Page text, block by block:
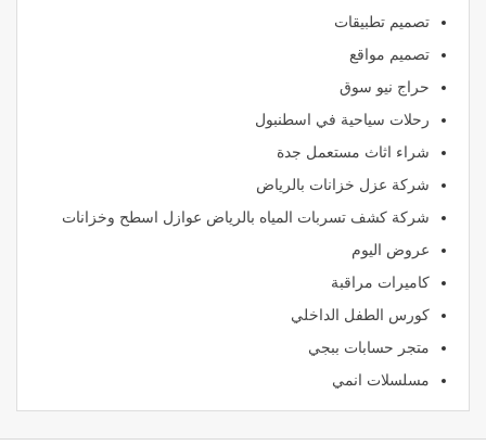
تصميم تطبيقات
تصميم مواقع
حراج نيو سوق
رحلات سياحية في اسطنبول
شراء اثاث مستعمل جدة
شركة عزل خزانات بالرياض
شركة كشف تسربات المياه بالرياض عوازل اسطح وخزانات
عروض اليوم
كاميرات مراقبة
كورس الطفل الداخلي
متجر حسابات ببجي
مسلسلات انمي